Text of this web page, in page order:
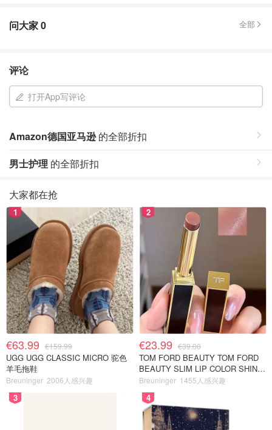
问大家0 全部
评论
打开App写评论
Amazon德国亚马逊的全部折扣
男士护理 的全部折扣
大家都在抢
1
€63.99 €159.99
UGG UGG CLASSIC MICRO 驼色
羊毛拖鞋
Breuninger 2006人感兴趣
2
€23.99 €39.00
TOM FORD BEAUTY TOM FORD
BEAUTY SLIM LIP COLOR SHINE
口红 open back色
Breuninger 1455人感兴趣
3 4